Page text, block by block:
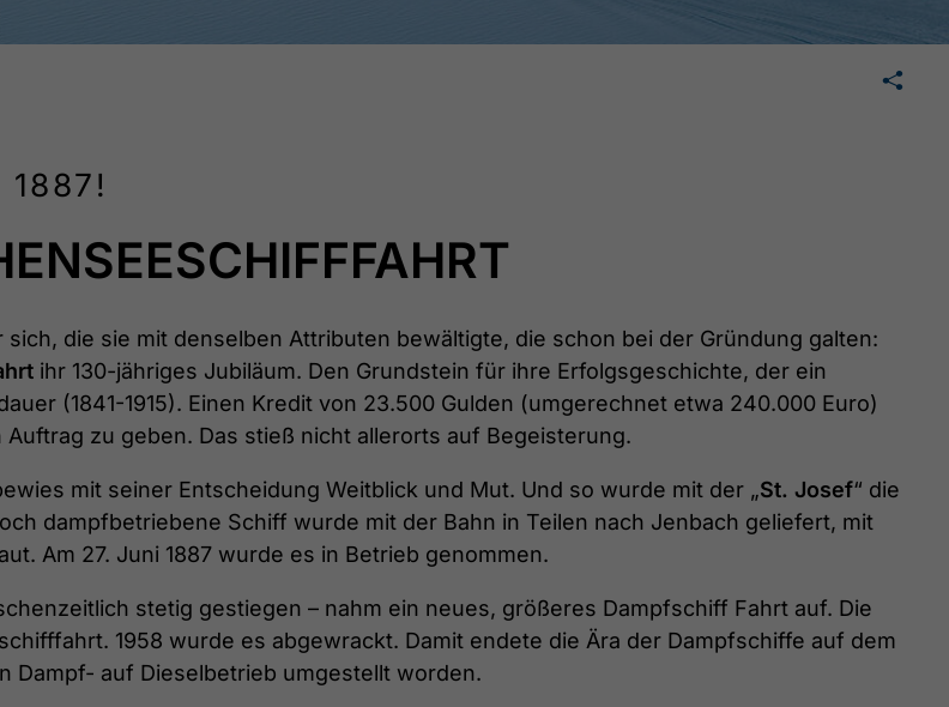
🛄
die sie mit denselben Attributen bewältigte, die schon bei der Gründung galten:
ihr 130-jähriges Jubiläum. Den Grundstein für ihre Erfolgsgeschichte, der ein
(1841-1915). Einen Kredit von 23.500 Gulden (umgerechnet etwa 240.000 Euro)
zu geben. Das stieß nicht allerorts auf Begeisterung.
mit seiner Entscheidung Weitblick und Mut. Und so wurde mit der „St. Josef“ die
dampfbetriebene Schiff wurde mit der Bahn in Teilen nach Jenbach geliefert, mit
Am 27. Juni 1887 wurde es in Betrieb genommen.
stetig gestiegen – nahm ein neues, größeres Dampfschiff Fahrt auf. Die
1958 wurde es abgewrackt. Damit endete die Ära der Dampfschiffe auf dem
Dampf- auf Dieselbetrieb umgestellt worden.